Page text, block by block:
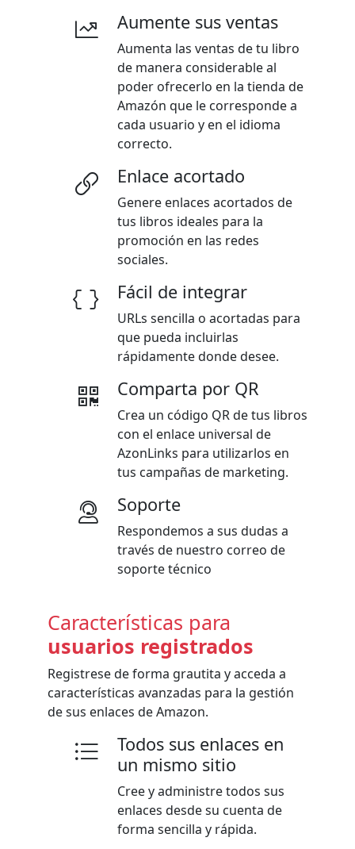
Aumente sus ventas
Aumenta las ventas de tu libro
de manera considerable al
poder ofrecerlo en la tienda de
Amazón que le corresponde a
cada usuario y en el idioma
correcto.
Enlace acortado
Genere enlaces acortados de
tus libros ideales para la
promoción en las redes
sociales.
Fácil de integrar
URLs sencilla o acortadas para
que pueda incluirlas
rápidamente donde desee.
Comparta por QR
Crea un código QR de tus libros
con el enlace universal de
AzonLinks para utilizarlos en
tus campañas de marketing.
Soporte
Respondemos a sus dudas a
través de nuestro correo de
soporte técnico
Características para
usuarios registrados
Registrese de forma grautita y acceda a
características avanzadas para la gestión
de sus enlaces de Amazon.
Todos sus enlaces en
un mismo sitio
Cree y administre todos sus
enlaces desde su cuenta de
forma sencilla y rápida.